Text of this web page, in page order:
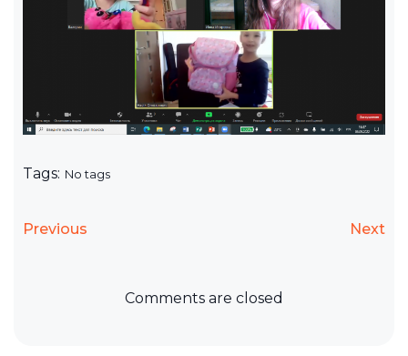
Tags: No tags
Previous Next
Comments are closed